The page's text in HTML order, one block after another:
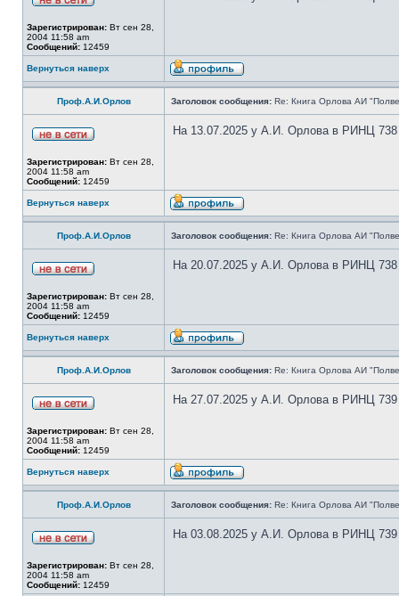
Зарегистрирован: Вт сен 28,
2004 11:58 am
Сообщений: 12459
Вернуться наверх
Проф.А.И.Орлов Заголовок сообщения: Re: Книга Орлова АИ
Зарегистрирован: Вт сен 28,
2004 11:58 am
Сообщений: 12459
На 13.07.2025 у А.И. Орлова в РИНЦ 738
Вернуться наверх
Проф.А.И.Орлов Заголовок сообщения: Re: Книга Орлова АИ
Зарегистрирован: Вт сен 28,
2004 11:58 am
Сообщений: 12459
На 20.07.2025 у А.И. Орлова в РИНЦ 738
Вернуться наверх
Проф.А.И.Орлов Заголовок сообщения: Re: Книга Орлова АИ
Зарегистрирован: Вт сен 28,
2004 11:58 am
Сообщений: 12459
На 27.07.2025 у А.И. Орлова в РИНЦ 739
Вернуться наверх
Проф.А.И.Орлов Заголовок сообщения: Re: Книга Орлова АИ
Зарегистрирован: Вт сен 28,
2004 11:58 am
Сообщений: 12459
На 03.08.2025 у А.И. Орлова в РИНЦ 739